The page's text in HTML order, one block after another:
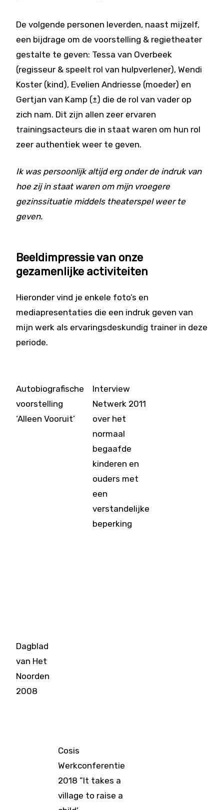
De volgende personen leverden, naast mijzelf,
een bijdrage om de voorstelling & regietheater
gestalte te geven: Tessa van Overbeek
(regisseur & speelt rol van hulpverlener), Wendi
Koster (kind), Evelien Andriesse (moeder) en
Gertjan van Kamp (±) die de rol van vader op
zich nam. Dit zijn allen zeer ervaren
trainingsacteurs die in staat waren om hun rol
zeer authentiek weer te geven.
Ik was persoonlijk altijd erg onder de indruk van
hoe zij in staat waren om mijn vroegere
gezinssituatie middels theaterspel weer te
geven.
Beeldimpressie van onze
gezamenlijke activiteiten
Hieronder vind je enkele foto’s en
mediapresentaties die een indruk geven van
mijn werk als ervaringsdeskundig trainer in deze
periode.
Autobiografische
voorstelling
‘Alleen Vooruit’
Interview
Netwerk 2011
over het
normaal
begaafde
kinderen en
ouders met
een
verstandelijke
beperking
Dagblad
van Het
Noorden
2008
Cosis
Werkconferentie
2018 ”It takes a
village to raise a